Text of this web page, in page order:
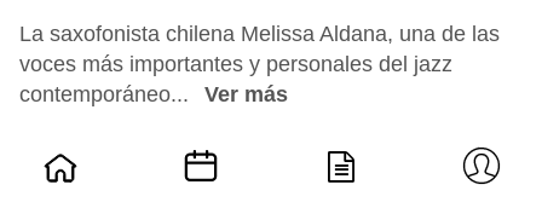
La saxofonista chilena Melissa Aldana, una de las
voces más importantes y personales del jazz
contemporáneo...
Ver más